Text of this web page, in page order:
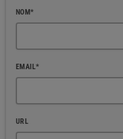
NOM*
EMAIL*
URL